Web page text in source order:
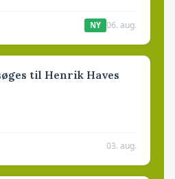
NY 06. aug.
til Henrik Haves
03. aug.